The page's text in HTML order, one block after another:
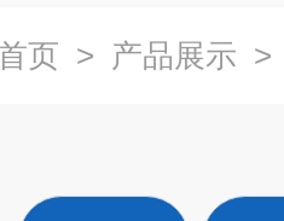
页 > 产品展示